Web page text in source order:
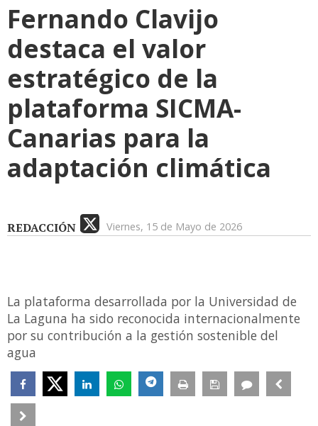
Fernando Clavijo
destaca el valor
estratégico de la
plataforma SICMA-
Canarias para la
adaptación climática
REDACCIÓN Viernes, 15 de Mayo de 2026
La plataforma desarrollada por la Universidad de
La Laguna ha sido reconocida internacionalmente
por su contribución a la gestión sostenible del
agua